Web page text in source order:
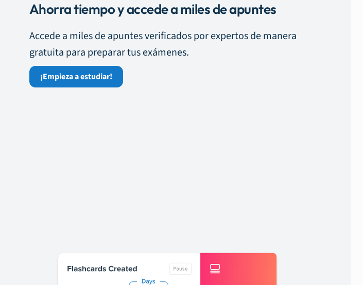
Ahorra tiempo y accede a miles de apuntes
Accede a miles de apuntes verificados por expertos de manera
gratuita para preparar tus exámenes.
¡Empieza a estudiar!